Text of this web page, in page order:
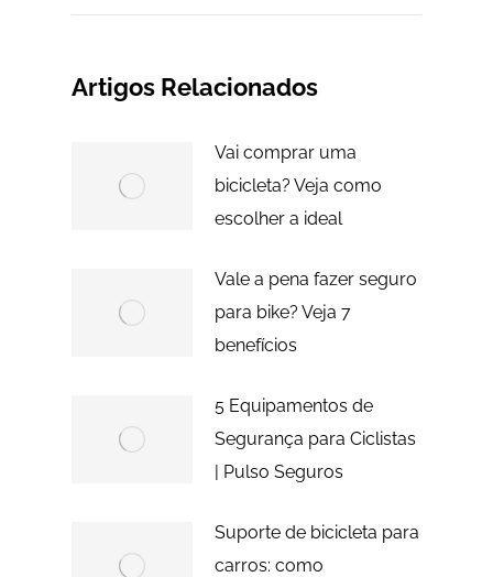
Artigos Relacionados
Vai comprar uma
bicicleta? Veja como
escolher a ideal
Vale a pena fazer seguro
para bike? Veja 7
benefícios
5 Equipamentos de
Segurança para Ciclistas
| Pulso Seguros
Suporte de bicicleta para
carros: como